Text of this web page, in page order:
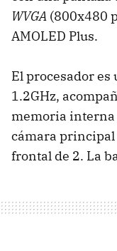
WVGA (800x480
AMOLED Plus.
El procesador es
1.2GHz,
memoria interna
cámara principal
frontal de 2. La